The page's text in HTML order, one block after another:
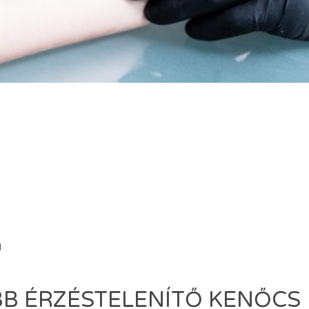
ÉRZÉSTELENÍTŐ KENŐCS